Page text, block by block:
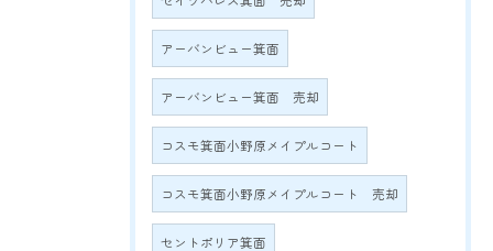
アーバンビュー箕面
アーバンビュー箕面 売却
コスモ箕面小野原メイプルコート
コスモ箕面小野原メイプルコート 売却
セントポリア箕面